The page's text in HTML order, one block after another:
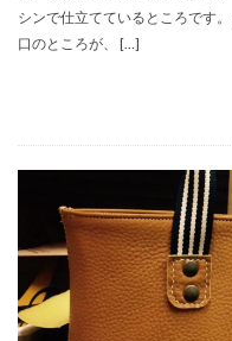
シンで仕立てているところです
口のところが、 […]